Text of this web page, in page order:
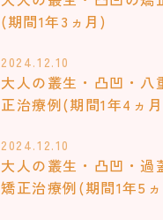
(期間1年3ヵ月)
2024.12.10
大人の叢生・凸凹・八
正治療例(期間1年4ヵ
2024.12.10
大人の叢生・凸凹・過
矯正治療例(期間1年5